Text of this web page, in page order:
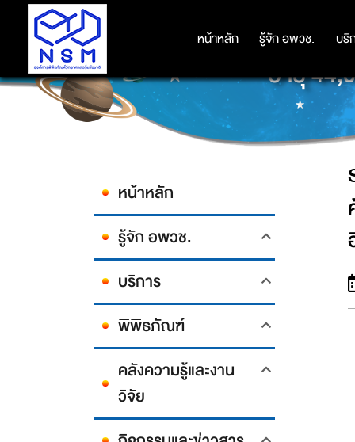
หน้าหลัก รู้จัก อพวช. บริ
หน้าหลัก รู้จัก อพวช. บริ
SULAWESI ART : ANIMAL
อายุ
หน้าหลัก
รู้จัก อพวช.
บริการ
พิพิธภัณฑ์
คลังความรู้และงาน
วิจัย